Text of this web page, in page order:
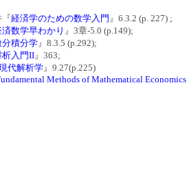
経済学のための数学入門 』6.3.2 (p. 227) ;
済数学早わかり 』3章-5.0 (p.149);
分積分学』8.3.5 (p.292);
析入門II』363;
代解析学』9.27(p.225)
Methods of Mathematical Economics